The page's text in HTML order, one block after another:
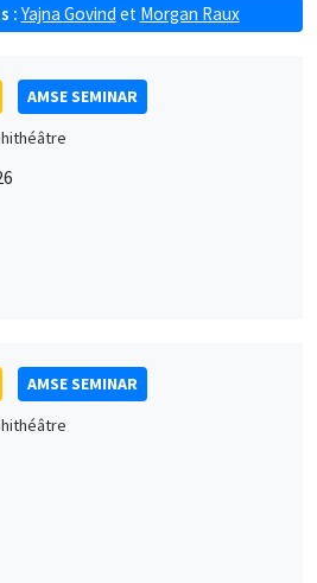
: Yajna Govind et Morgan Raux
AMSE SEMINAR
AMSE SEMINAR